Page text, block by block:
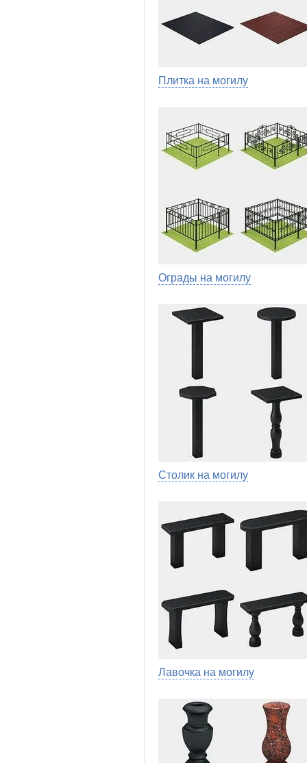
Плитка на могилу
Ограды на могилу
Столик на могилу
Лавочка на могилу